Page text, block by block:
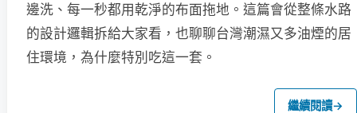
邊洗、每一秒都用乾淨的布面拖地。這篇會從整條水路
的設計邏輯拆給大家看，也聊聊台灣潮濕又多油煙的居
住環境，為什麼特別吃這一套。
繼續閱讀→